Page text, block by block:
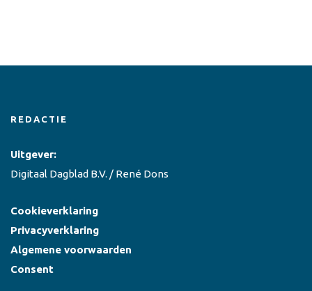
REDACTIE
Uitgever:
Digitaal Dagblad B.V. / René Dons
Cookieverklaring
Privacyverklaring
Algemene voorwaarden
Consent